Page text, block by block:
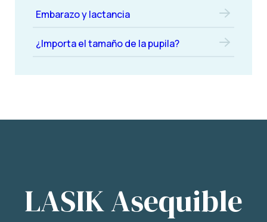
Embarazo y lactancia
¿Importa el tamaño de la pupila?
LASIK Asequible